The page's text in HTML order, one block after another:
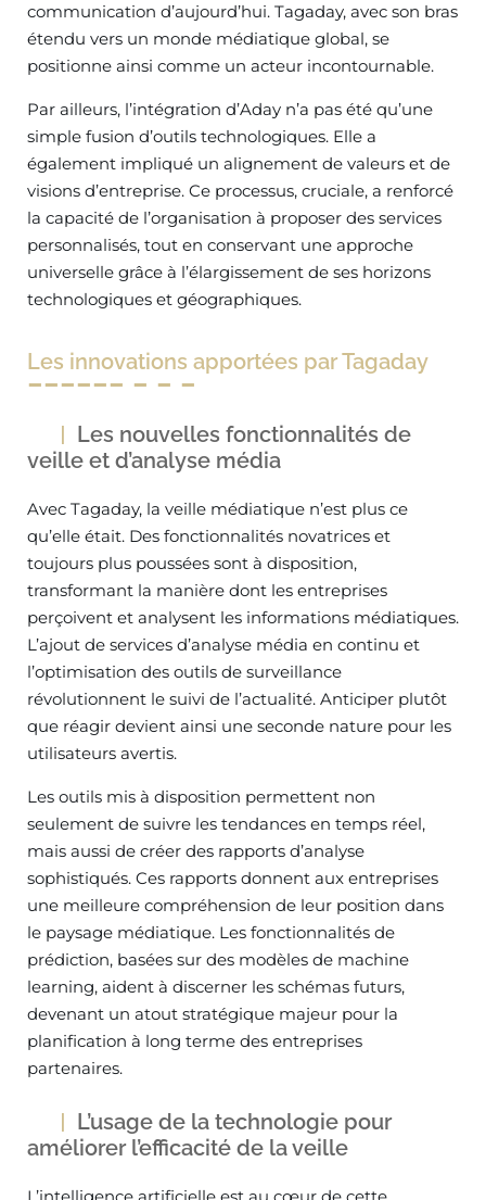
communication d’aujourd’hui. Tagaday, avec son bras
étendu vers un monde médiatique global, se
positionne ainsi comme un acteur incontournable.
Par ailleurs, l’intégration d’Aday n’a pas été qu’une
simple fusion d’outils technologiques. Elle a
également impliqué un alignement de valeurs et de
visions d’entreprise. Ce processus, cruciale, a renforcé
la capacité de l’organisation à proposer des services
personnalisés, tout en conservant une approche
universelle grâce à l’élargissement de ses horizons
technologiques et géographiques.
Les innovations apportées par Tagaday
Les nouvelles fonctionnalités de
veille et d’analyse média
Avec Tagaday, la veille médiatique n’est plus ce
qu’elle était. Des fonctionnalités novatrices et
toujours plus poussées sont à disposition,
transformant la manière dont les entreprises
perçoivent et analysent les informations médiatiques.
L’ajout de services d’analyse média en continu et
l’optimisation des outils de surveillance
révolutionnent le suivi de l’actualité. Anticiper plutôt
que réagir devient ainsi une seconde nature pour les
utilisateurs avertis.
Les outils mis à disposition permettent non
seulement de suivre les tendances en temps réel,
mais aussi de créer des rapports d’analyse
sophistiqués. Ces rapports donnent aux entreprises
une meilleure compréhension de leur position dans
le paysage médiatique. Les fonctionnalités de
prédiction, basées sur des modèles de machine
learning, aident à discerner les schémas futurs,
devenant un atout stratégique majeur pour la
planification à long terme des entreprises
partenaires.
L’usage de la technologie pour
améliorer l’efficacité de la veille